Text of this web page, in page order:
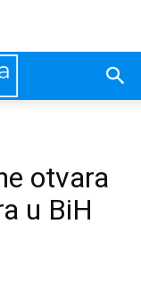
otvara
u BiH